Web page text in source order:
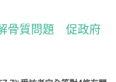
骨質問題 促政府